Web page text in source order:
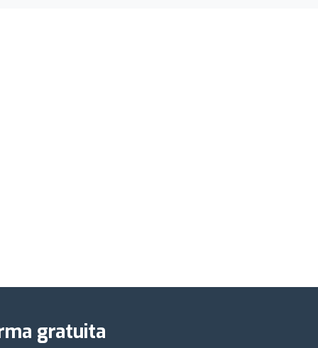
gratuita